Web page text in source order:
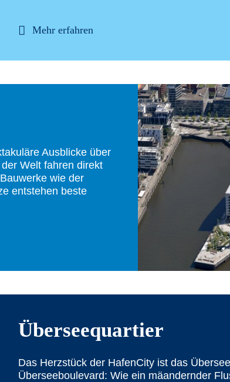
Mehr erfahren
Ausblicke über
Welt fahren direkt
wie der
entstehen beste
Überseequartier
Das Herzstück der HafenCity ist das
Überseeboulevard: Wie ein mäandernder